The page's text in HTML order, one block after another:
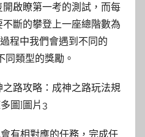
啟瞭第一考的測試，而每
斷的攀登上一座總階數為
程中我們會遇到不同的
類型的獎勵。
有相對應的任務，完成任